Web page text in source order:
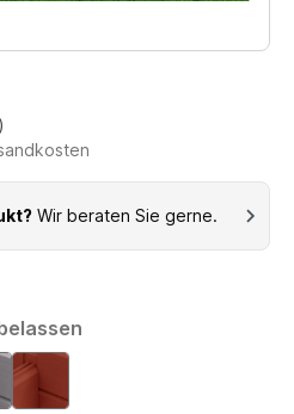
Wir beraten Sie gerne.